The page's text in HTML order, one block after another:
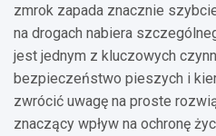
zmrok zapada znacznie
na drogach nabiera
jest jednym z kluczowych
bezpieczeństwo pieszych i
zwrócić uwagę na proste
znaczący wpływ na ochronę